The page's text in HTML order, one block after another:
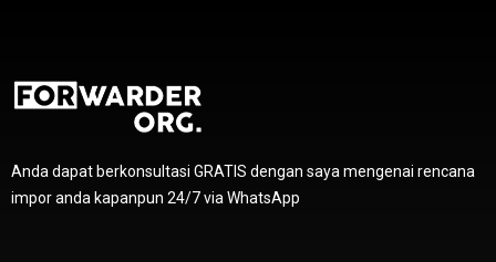
Anda dapat berkonsultasi GRATIS dengan saya mengenai rencana
impor anda kapanpun 24/7 via WhatsApp